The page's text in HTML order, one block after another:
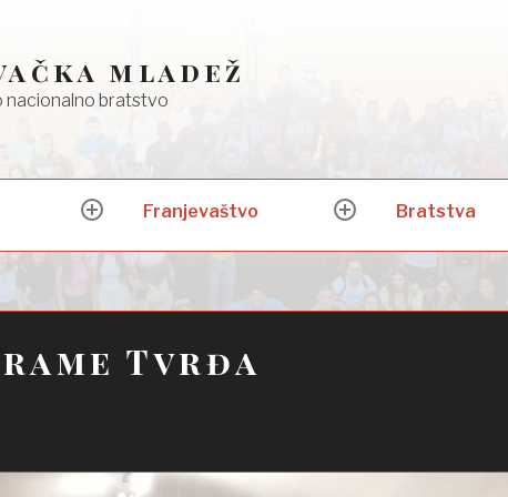
mladež
nacionalno bratstvo
expand
menu
Franjevaštvo
expand
menu
Bratstva
Tvrđa